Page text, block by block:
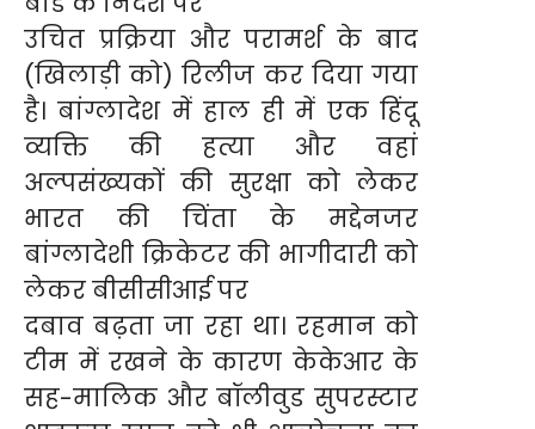
उचित प्रक्रिया और परामर्श के बाद
(खिलाड़ी को) रिलीज कर दिया गया
है। बांग्लादेश में हाल ही में एक हिंदू
व्यक्ति की हत्या और वहां
अल्पसंख्यकों की सुरक्षा को लेकर
भारत की चिंता के मद्देनजर
बांग्लादेशी क्रिकेटर की भागीदारी को
लेकर बीसीसीआई पर
दबाव बढ़ता जा रहा था। रहमान को
टीम में रखने के कारण केकेआर के
सह-मालिक और बॉलीवुड सुपरस्टार